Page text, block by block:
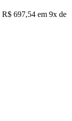
R$ 697,54 em 9x de